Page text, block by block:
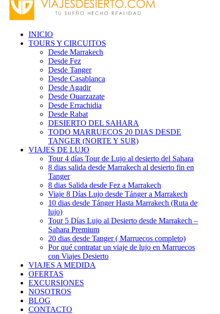
INICIO
TOURS Y CIRCUITOS
Desde Marrakech
Desde Fez
Desde Tanger
Desde Casablanca
Desde Agadir
Desde Ouarzazate
Desde Errachidia
Desde Rabat
DESIERTO DEL SAHARA
TODO MARRUECOS 20 DIAS DESDE
TANGER (NORTE Y SUR)
VIAJES DE LUJO
Tour 4 días Tour de Lujo al desierto del Sahara
8 dias salida desde Marrakech al desierto fin en
Tanger
8 dias Salida desde Fez a Marrakech
Viaje 8 Días Lujo desde Tánger a Marrakech
10 dias desde Tánger Hasta Marrakech (Ruta de
lujo)
Tour 5 Días Lujo al Desierto desde Marrakech –
Sahara Premium
20 dias desde Tanger ( Marruecos completo)
Por qué contratar un viaje de lujo en Marruecos
con Viajes Desierto
VIAJES A MEDIDA
OFERTAS
EXCURSIONES
NOSOTROS
BLOG
CONTACTO